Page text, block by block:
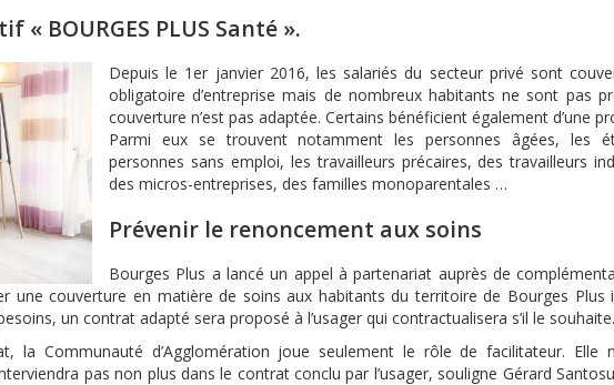
BOURGES PLUS Santé ».
Depuis le 1er janvier 2016, les salariés du secteur privé sont
obligatoire d’entreprise mais de nombreux habitants ne sont pas
couverture n’est pas adaptée. Certains bénéficient également d’une
Parmi eux se trouvent notamment les personnes âgées, les
personnes sans emploi, les travailleurs précaires, des travailleurs
des micros-entreprises, des familles monoparentales …
Prévenir le renoncement aux soins
Bourges Plus a lancé un appel à partenariat auprès de
une couverture en matière de soins aux habitants du territoire de Bourges Plus
un contrat adapté sera proposé à l’usager qui contractualisera s’il le souhaite.
la Communauté d’Agglomération joue seulement le rôle de facilitateur. Elle
pas non plus dans le contrat conclu par l’usager, souligne Gérard